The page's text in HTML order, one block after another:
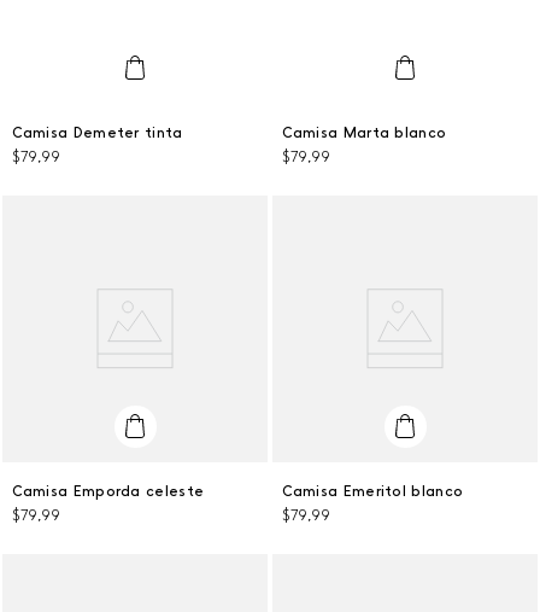
L
Camisa Demeter tinta
$79,99
L
Camisa Marta blanco
$79,99
L
Camisa Emporda celeste
$79,99
L
Camisa Emeritol blanco
$79,99